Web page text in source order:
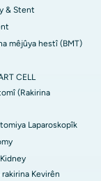
& Stent
mêjûya hestî (BMT)
CELL
(Rakirina
Laparoskopîk
Kevirên